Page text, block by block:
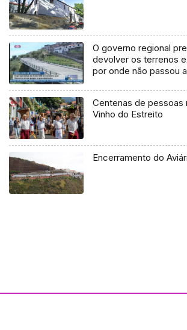
O governo regional
devolver os terrenos
por onde não passou
Centenas de pessoas
Vinho do Estreito
Encerramento do